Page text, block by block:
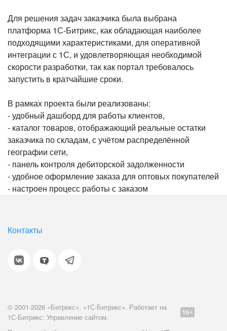
Для решения задач заказчика была выбрана
платформа 1С-Битрикс, как обладающая наиболее
подходящими характеристиками, для оперативной
интеграции с 1С, и удовлетворяющая необходимой
скорости разработки, так как портал требовалось
запустить в кратчайшие сроки.
В рамках проекта были реализованы:
- удобный дашборд для работы клиентов,
- каталог товаров, отображающий реальные остатки
заказчика по складам, с учётом распределённой
географии сети,
- панель контроля дебиторской задолженности
- удобное оформление заказа для оптовых покупателей
- настроен процесс работы с заказом
Контакты
© 2001-2026 «Битрикс», «1С-Битрикс». Работает на
1С-Битрикс: Управление сайтом.